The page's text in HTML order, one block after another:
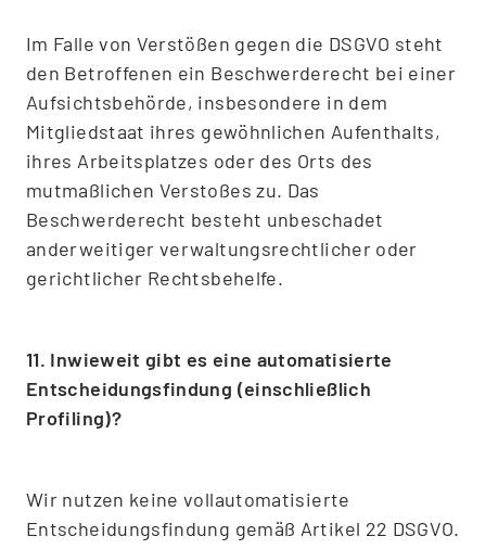
Im Falle von Verstößen gegen die DSGVO steht
den Betroffenen ein Beschwerderecht bei einer
Aufsichtsbehörde, insbesondere in dem
Mitgliedstaat ihres gewöhnlichen Aufenthalts,
ihres Arbeitsplatzes oder des Orts des
mutmaßlichen Verstoßes zu. Das
Beschwerderecht besteht unbeschadet
anderweitiger verwaltungsrechtlicher oder
gerichtlicher Rechtsbehelfe.
11. Inwieweit gibt es eine automatisierte
Entscheidungsfindung (einschließlich
Profiling)?
Wir nutzen keine vollautomatisierte
Entscheidungsfindung gemäß Artikel 22 DSGVO.